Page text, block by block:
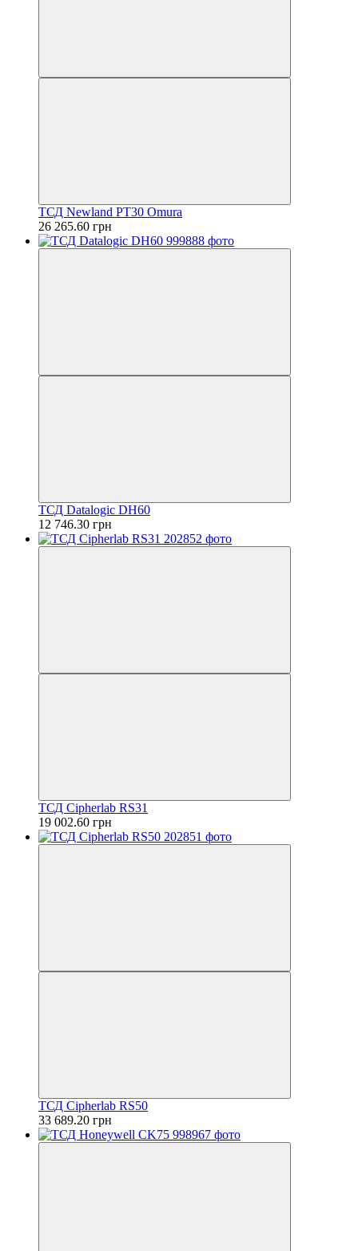
ТСД Newland PT30 Omura
26 265.60 грн
ТСД Datalogic DH60
12 746.30 грн
ТСД Cipherlab RS31
19 002.60 грн
ТСД Cipherlab RS50
33 689.20 грн